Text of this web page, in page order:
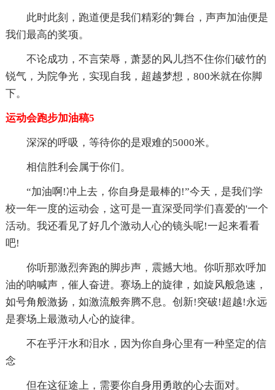
此时此刻，跑道便是我们精彩的'舞台，声声加油便是
我们最高的奖项。
不论成功，不言荣辱，萧瑟的风儿挡不住你们破竹的
锐气，为院争光，实现自我，超越梦想，800米就在你脚
下。
运动会跑步加油稿5
深深的呼吸，等待你的是艰难的5000米。
相信胜利会属于你们。
“加油啊!冲上去，你自身是最棒的!”今天，是我们学
校一年一度的运动会，这可是一直深受同学们喜爱的'一个
活动。我还看见了好几个激动人心的镜头呢!一起来看看
吧!
你听那激烈奔跑的脚步声，震撼大地。你听那欢呼加
油的呐喊声，催人奋进。赛场上的旋律，如旋风般急速，
如号角般激扬，如激流般奔腾不息。创新!突破!超越!永远
是赛场上最激动人心的旋律。
不在乎汗水和泪水，因为你自身心里有一种坚定的信
念
但在这征途上，需要你自身用勇敢的心去面对。